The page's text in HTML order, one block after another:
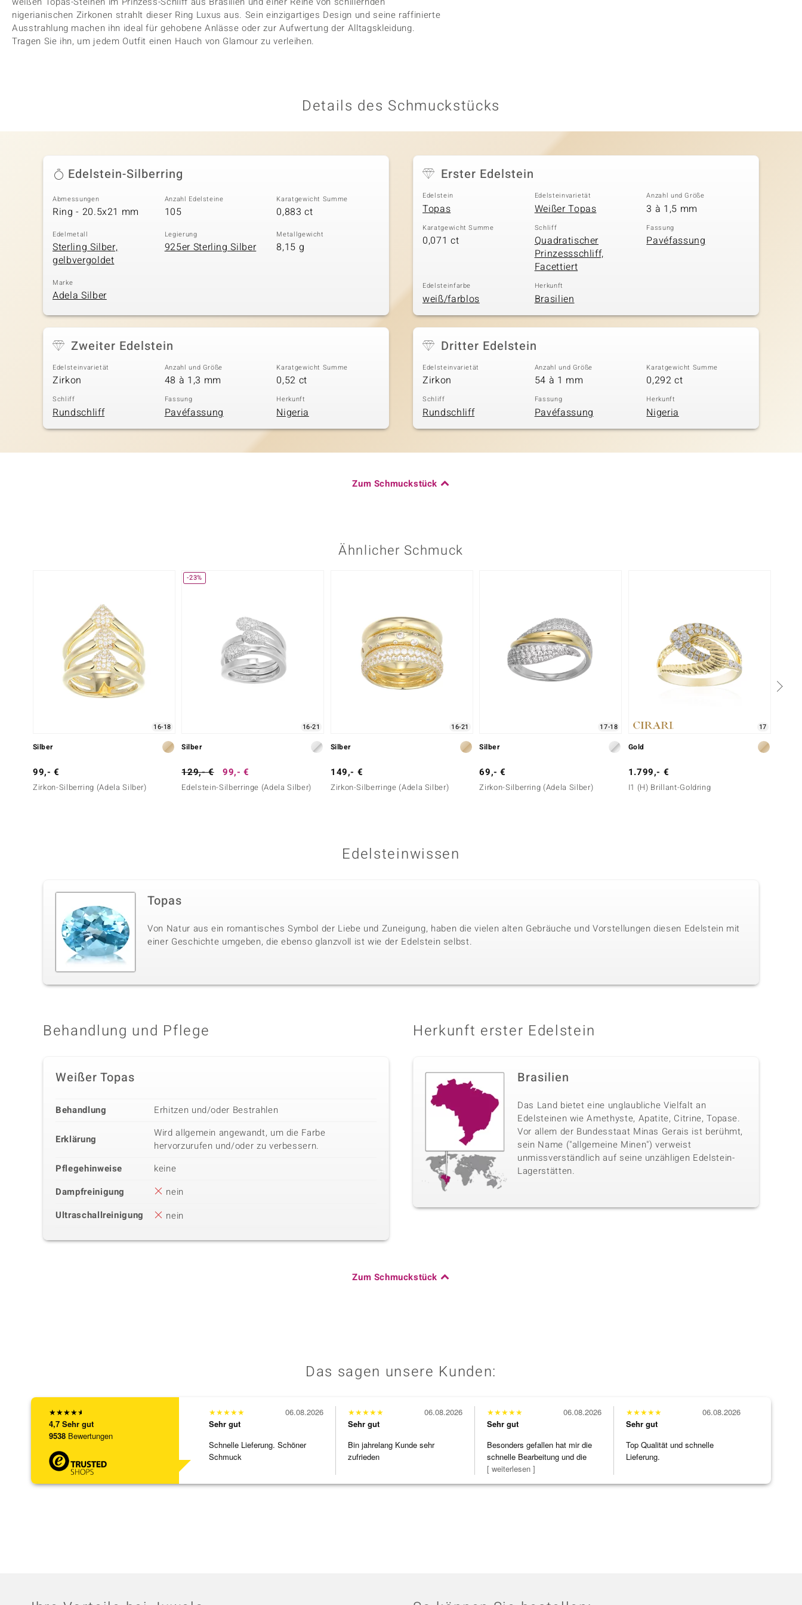
nigerianischen Zirkonen strahlt dieser Ring Luxus aus. Sein einzigartiges Design und seine raffinierte
Ausstrahlung machen ihn ideal für gehobene Anlässe oder zur Aufwertung der Alltagskleidung.
Tragen Sie ihn, um jedem Outfit einen Hauch von Glamour zu verleihen.
Details des Schmuckstücks
Edelstein-Silberring
Abmessungen
Ring - 20.5x21 mm
Anzahl Edelsteine
105
Karatgewicht Summe
0,883 ct
Edelmetall
Sterling Silber,
gelbvergoldet
Legierung
925er Sterling Silber
Metallgewicht
8,15 g
Marke
Adela Silber
Erster Edelstein
Edelstein
Topas
Edelsteinvarietät
Weißer Topas
Anzahl und Größe
3 à 1,5 mm
Karatgewicht Summe
0,071 ct
Schliff
Quadratischer
Prinzessschliff,
Facettiert
Fassung
Pavéfassung
Edelsteinfarbe
weiß/farblos
Herkunft
Brasilien
Zweiter Edelstein
Edelsteinvarietät
Zirkon
Anzahl und Größe
48 à 1,3 mm
Karatgewicht Summe
0,52 ct
Schliff
Rundschliff
Fassung
Pavéfassung
Herkunft
Nigeria
Dritter Edelstein
Edelsteinvarietät
Zirkon
Anzahl und Größe
54 à 1 mm
Karatgewicht Summe
0,292 ct
Schliff
Rundschliff
Fassung
Pavéfassung
Herkunft
Nigeria
Zum Schmuckstück
Ähnlicher Schmuck
16-18
Silber
99,- €
Zirkon-Silberring (Adela Silber)
-23%
16-21
Silber
129,- € 99,- €
Edelstein-Silberringe (Adela Silber)
16-21
Silber
149,- €
Zirkon-Silberringe (Adela Silber)
17-18
Silber
69,- €
Zirkon-Silberring (Adela Silber)
17
Gold
1.799,- €
I1 (H) Brillant-Goldring
Edelsteinwissen
Topas
Von Natur aus ein romantisches Symbol der Liebe und Zuneigung, haben die vielen alten Gebräuche und Vorstellungen diesen Edelstein mit
einer Geschichte umgeben, die ebenso glanzvoll ist wie der Edelstein selbst.
Behandlung und Pflege
Weißer Topas
Behandlung Erhitzen und/oder Bestrahlen
Erklärung
Wird allgemein angewandt, um die Farbe
hervorzurufen und/oder zu verbessern.
Pflegehinweise
keine
Dampfreinigung
nein
Ultraschallreinigung
nein
Herkunft erster Edelstein
Brasilien
Das Land bietet eine unglaubliche Vielfalt an
Edelsteinen wie Amethyste, Apatite, Citrine, Topase.
Vor allem der Bundesstaat Minas Gerais ist berühmt,
sein Name ("allgemeine Minen") verweist
unmissverständlich auf seine unzähligen Edelstein-
Lagerstätten.
Zum Schmuckstück
Das sagen unsere Kunden:
★★★★★
4,7 Sehr gut
9538 Bewertungen
★★★★★
Sehr gut
Schnelle Lieferung. Schöner
Schmuck
06.08.2026 ★★★★★
Sehr gut
Bin jahrelang Kunde sehr
zufrieden
06.08.2026 ★★★★★
Sehr gut
Besonders gefallen hat mir die
schnelle Bearbeitung und die
Bearbeitun
[ weiterlesen ]
06.08.2026 ★★★★★
Sehr gut
Top Qualität und schnelle
Lieferung.
06.08.2026